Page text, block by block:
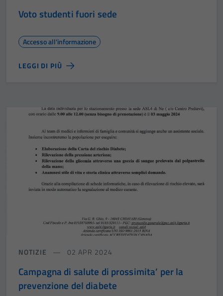
Voto studenti fuori sede
Accesso all'informazione
LEGGI DI PIÙ
NOTIZIE 02 APR 2024
Campagna di salute di prossimita’ per la
prevenzione del diabete